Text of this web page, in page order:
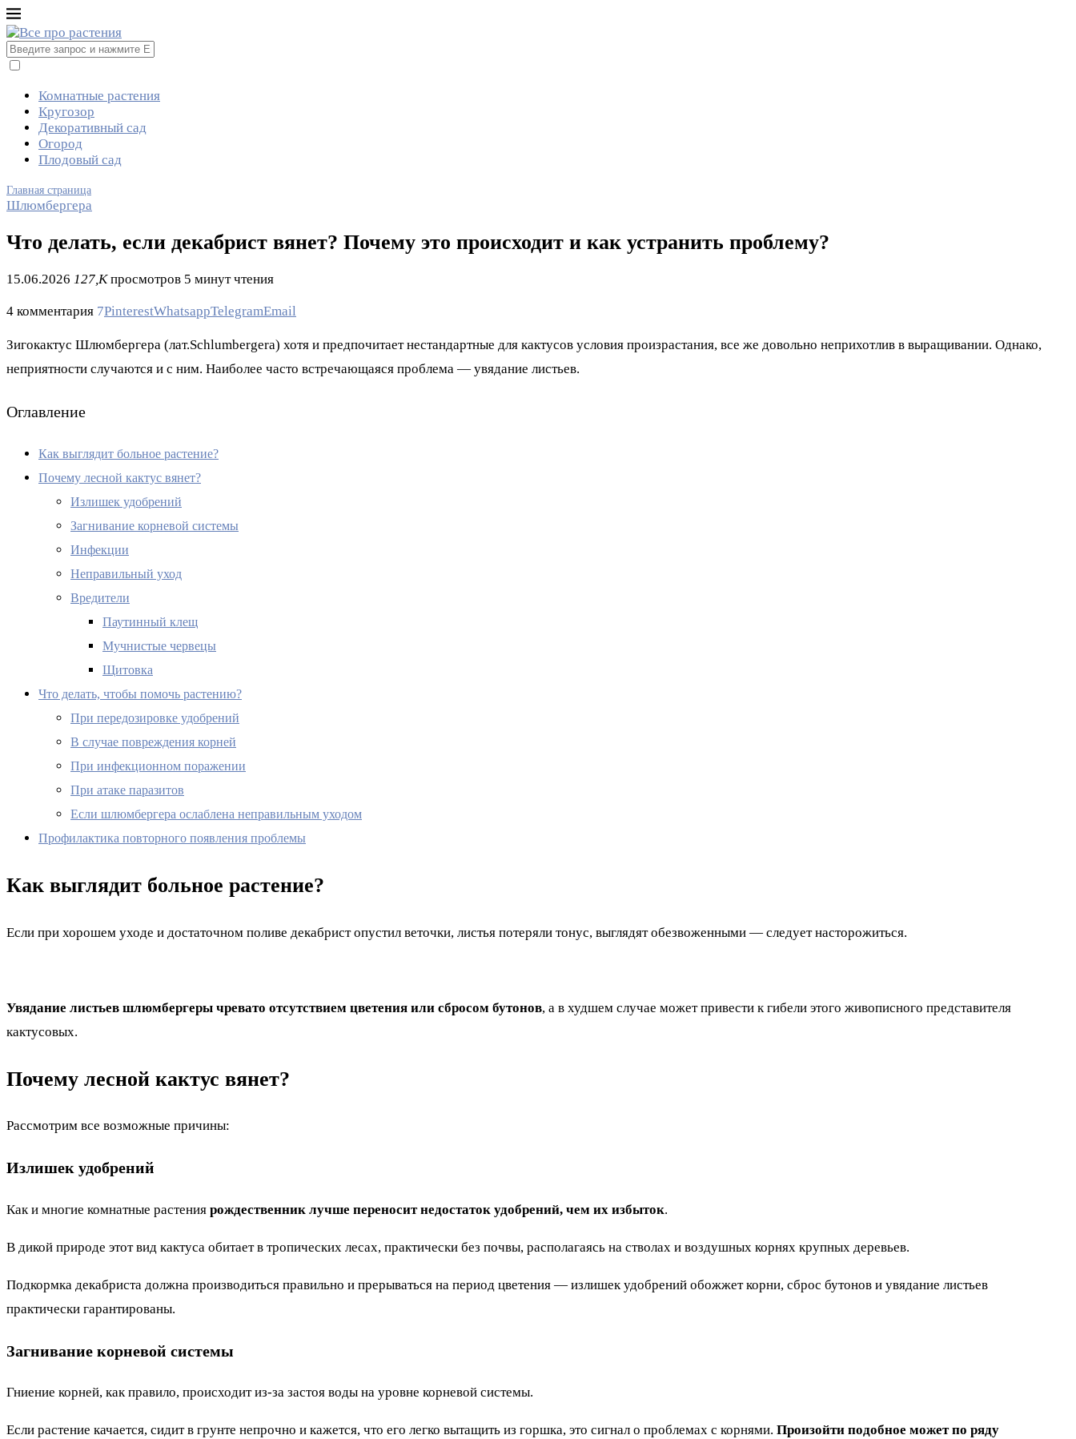
Комнатные растения
Кругозор
Декоративный сад
Огород
Плодовый сад
Главная страница
Шлюмбергера
Что делать, если декабрист вянет? Почему это происходит и как устранить проблему?
15.06.2026 127,Kпросмотров 5 минут чтения
4 комментария 7PinterestWhatsappTelegramEmail
Зигокактус Шлюмбергера (лат.Schlumbergera) хотя и предпочитает нестандартные для кактусов условия произрастания, все же довольно неприхотлив в выращивании. Однако,
неприятности случаются и с ним. Наиболее часто встречающаяся проблема — увядание листьев.
Оглавление
Как выглядит больное растение?
Почему лесной кактус вянет?
Излишек удобрений
Загнивание корневой системы
Инфекции
Неправильный уход
Вредители
Паутинный клещ
Мучнистые червецы
Щитовка
Что делать, чтобы помочь растению?
При передозировке удобрений
В случае повреждения корней
При инфекционном поражении
При атаке паразитов
Если шлюмбергера ослаблена неправильным уходом
Профилактика повторного появления проблемы
Как выглядит больное растение?
Если при хорошем уходе и достаточном поливе декабрист опустил веточки, листья потеряли тонус, выглядят обезвоженными — следует насторожиться.
Увядание листьев шлюмбергеры чревато отсутствием цветения или сбросом бутонов, а в худшем случае может привести к гибели этого живописного представителя
кактусовых.
Почему лесной кактус вянет?
Рассмотрим все возможные причины:
Излишек удобрений
Как и многие комнатные растения рождественник лучше переносит недостаток удобрений, чем их избыток.
В дикой природе этот вид кактуса обитает в тропических лесах, практически без почвы, располагаясь на стволах и воздушных корнях крупных деревьев.
Подкормка декабриста должна производиться правильно и прерываться на период цветения — излишек удобрений обожжет корни, сброс бутонов и увядание листьев
практически гарантированы.
Загнивание корневой системы
Гниение корней, как правило, происходит из-за застоя воды на уровне корневой системы.
Если растение качается, сидит в грунте непрочно и кажется, что его легко вытащить из горшка, это сигнал о проблемах с корнями. Произойти подобное может по ряду